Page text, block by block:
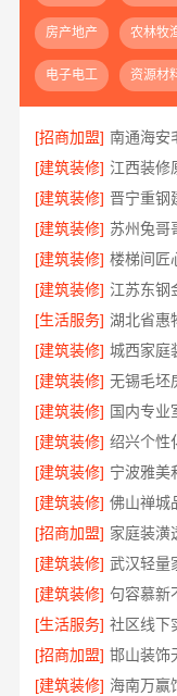
房产地产 农林牧
电子电工 资源材
[招商加盟]
[建筑装修]
[建筑装修]
[建筑装修]
[建筑装修] 楼梯间匠
[建筑装修] 江苏东钢
[生活服务]
[建筑装修]
[建筑装修]
[建筑装修]
[建筑装修]
[建筑装修]
[建筑装修]
[招商加盟] 家庭装潢
[建筑装修]
[建筑装修] 句容慕新
[生活服务]
[招商加盟]
[建筑装修] 海南万赢